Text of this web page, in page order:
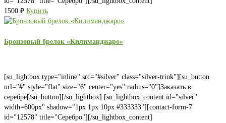
1500 ₽ Купить
Бронзовый брелок «Килиманджаро»
[su_lightbox type="inline" src="#silver" class="silver-trink"][su_button
url="#" style="flat" size="6" center="yes" radius="0"]Заказать в
серебре[/su_button][/su_lightbox] [su_lightbox_content id="silver"
width=600px" shadow="1px 1px 10px #333333"][contact-form-7
id="12578" title="Серебро"][/su_lightbox_content]